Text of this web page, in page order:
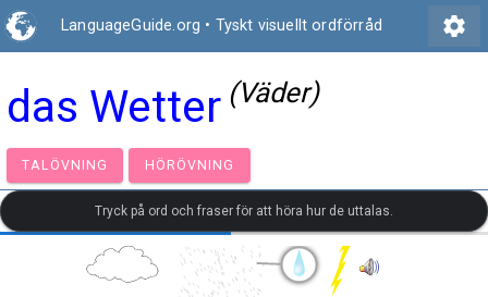
LanguageGuide.org • Tyskt visuellt ordförråd settings
das Wetter (Väder)
TALÖVNING HÖRÖVNING
Tryck på ord och fraser för att höra hur de uttalas.